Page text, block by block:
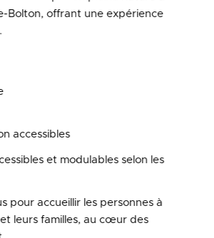
Bolton, offrant une expérience
accessibles
et modulables selon les
pour accueillir les personnes à
leurs familles, au cœur des